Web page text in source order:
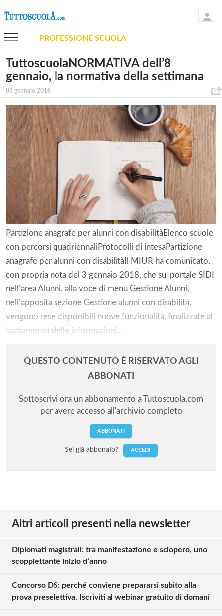
PROFESSIONE SCUOLA
TuttoscuolaNORMATIVA dell’8
gennaio, la normativa della settimana
08 gennaio 2018
Partizione anagrafe per alunni con disabilitàElenco scuole
con percorsi quadriennaliProtocolli di intesaPartizione
anagrafe per alunni con disabilitàIl MIUR ha comunicato,
con propria nota del 3 gennaio 2018, che sul portale SIDI
nell’area Alunni, alla voce di menu Gestione Alunni,
nell’apposita sezione Gestione alunni con disabilità,
vengono rese disponibili nuove funzionalità, finalizzate al
trattamento delle informazioni...
QUESTO CONTENUTO È RISERVATO AGLI
ABBONATI
Sottoscrivi ora un abbonamento a Tuttoscuola.com
per avere accesso all'archivio completo
ABBONATI
Sei già abbonato? ACCEDI
Altri articoli presenti nella newsletter
Diplomati magistrali: tra manifestazione e sciopero, uno
scoppiettante inizio d’anno
Concorso DS: perché conviene prepararsi subito alla
prova preselettiva. Iscriviti al webinar gratuito di domani